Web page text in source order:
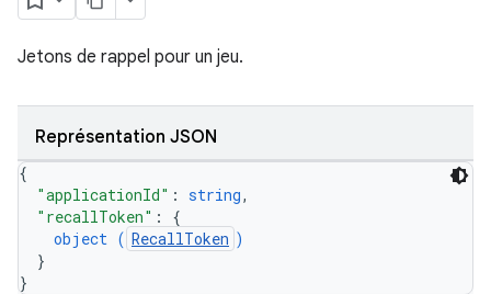
Jetons de rappel pour un jeu.
Représentation JSON
{
"applicationId" : string,
"recallToken" : {
object ( RecallToken )
}
}